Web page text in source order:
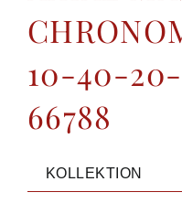
10-40-
66788
KOLLEKTION